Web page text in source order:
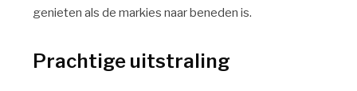
genieten als de markies naar beneden is.
Prachtige uitstraling